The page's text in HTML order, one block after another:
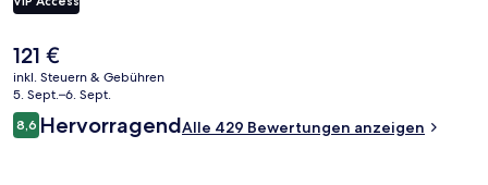
Der
aktuelle
Preis
beträgt
121 €.
121 €
inkl. Steuern & Gebühren
5. Sept.–6. Sept.
Bewertungen
8,68,6 von 10.
HervorragendAlle 429 Bewertungen anzeigen